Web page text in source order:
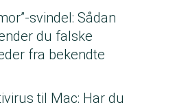
svindel: Sådan
du falske
fra bekendte
til Mac: Har du